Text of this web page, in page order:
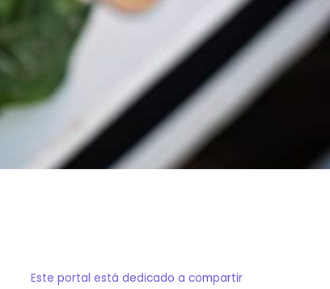
Este portal está dedicado a compartir